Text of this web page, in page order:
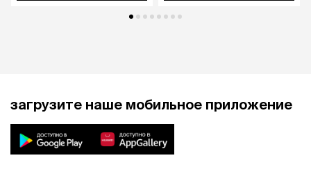
загрузите наше мобильное приложение